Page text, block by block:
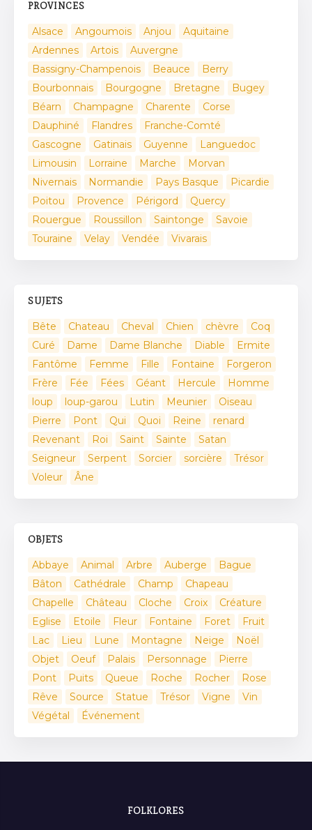
PROVINCES
Alsace Angoumois Anjou
Aquitaine
Ardennes
Artois
Auvergne
Bassigny-Champenois
Beauce
Berry
Bourbonnais
Bourgogne Bretagne
Bugey
Béarn
Champagne Charente
Corse
Dauphiné
Flandres
Franche-Comté
Gascogne
Gatinais Guyenne
Languedoc
Limousin
Lorraine Marche
Morvan
Nivernais
Normandie Pays Basque
Picardie
Poitou
Provence Périgord
Quercy
Rouergue
Roussillon Saintonge
Savoie
Touraine
Velay Vendée Vivarais
SUJETS
Bête Chateau Cheval Chien chèvre
Coq
Curé
Dame Dame Blanche Diable
Ermite
Fantôme
Femme Fille Fontaine
Forgeron
Frère
Fée Fées Géant Hercule
Homme
loup
loup-garou Lutin Meunier
Oiseau
Pierre
Pont Qui Quoi Reine
renard
Revenant
Roi Saint Sainte
Satan
Seigneur
Serpent Sorcier sorcière
Trésor
Voleur
Âne
OBJETS
Abbaye Animal Arbre Auberge
Bague
Bâton
Cathédrale Champ
Chapeau
Chapelle
Château Cloche Croix
Créature
Eglise
Etoile Fleur Fontaine Foret
Fruit
Lac
Lieu Lune Montagne Neige
Noël
Objet
Oeuf Palais Personnage
Pierre
Pont
Puits Queue Roche Rocher
Rose
Rêve
Source Statue Trésor Vigne
Vin
Végétal
Événement
FOLKLORES